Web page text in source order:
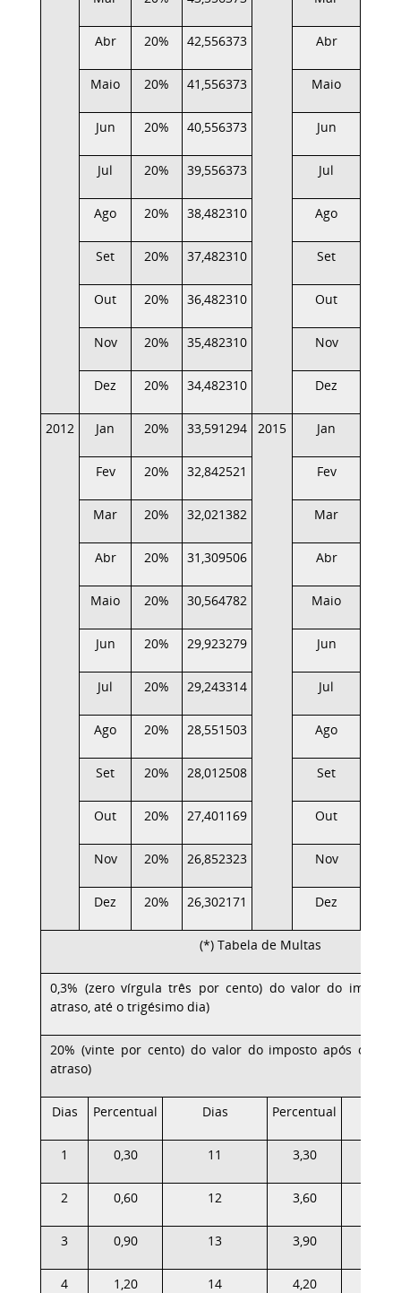
Abr 20% 42,556373 Abr
Maio 20% 41,556373 Maio
Jun 20% 40,556373 Jun
Jul 20% 39,556373 Jul
Ago 20% 38,482310 Ago
Set 20% 37,482310 Set
Out 20% 36,482310 Out
Nov 20% 35,482310 Nov
Dez 20% 34,482310 Dez
2012 Jan 20% 33,591294 2015 Jan
Fev 20% 32,842521 Fev
Mar 20% 32,021382 Mar
Abr 20% 31,309506 Abr
Maio 20% 30,564782 Maio
Jun 20% 29,923279 Jun
Jul 20% 29,243314 Jul
Ago 20% 28,551503 Ago
Set 20% 28,012508 Set
Out 20% 27,401169 Out
Nov 20% 26,852323 Nov
Dez 20% 26,302171 Dez
(*) Tabela de Multas
0,3% (zero vírgula três por cento) do valor do
atraso, até o trigésimo dia)
20% (vinte por cento) do valor do imposto após o
atraso)
Dias Percentual Dias Percentual
1 0,30 11 3,30
2 0,60 12 3,60
3 0,90 13 3,90
4 1,20 14 4,20